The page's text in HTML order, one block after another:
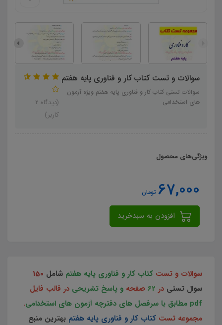
سوالات و تست کتاب کار و فناوری پایه هفتم
سوالات تستی کتاب کار و فناوری پایه هفتم ویژه آزمون
های استخدامی
(دیدگاه 2
کاربر)
ویژگی‌های محصول
67,000 تومان
سوالات و تست کتاب کار و فناوری پایه هفتم شامل 150
سوال تستی در 62 صفحه و پاسخ تشریحی در قالب فایل
pdf مطابق با سرفصل های دفترچه آزمون های استخدامی
.
مجموعه تست کتاب کار و فناوری پایه هفتم بهترین منبع